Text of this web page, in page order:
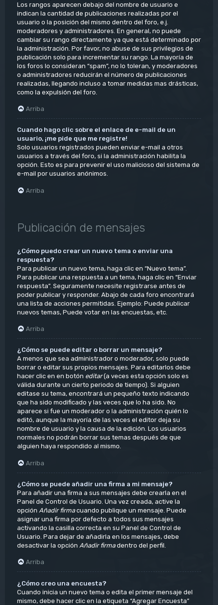
Los rangos aparecen debajo del nombre de usuario e
indican la cantidad de publicaciones realizadas por el
usuario o la posición del mismo dentro del foro, e.j.
moderadores y administradores. En general, no puede
cambiar su rango directamente ya que está determinado por
la administración. Por favor, no abuse de sus privilegios de
publicación solo para incrementar su rango. La mayoría de
los foros lo consideran “spam”, no lo toleran, y moderadores
o administradores reducirán el número de publicaciones
realizadas, llegando incluso a tomar medidas mas drásticas,
como la expulsión del foro.
Arriba
Cuando hago clic sobre el enlace de e-mail de un
usuario, ¡me pide que me registre!
Solo usuarios registrados pueden enviar e-mail a otros
usuarios a través del foro, si la administración habilita la
opción. Esto es para prevenir el uso malicioso del sistema de
e-mail por usuarios anónimos.
Arriba
Publicación de mensajes
¿Cómo puedo crear un nuevo tema o enviar una
respuesta?
Para publicar un nuevo tema, haga clic en “Nuevo tema”.
Para publicar una respuesta a un tema, haga clic en “Enviar
respuesta”. Seguramente necesite registrarse antes de
poder publicar y responder. Abajo de cada foro encontrará
una lista de acciones permitidas. Ejemplo: Puede publicar
nuevos temas, Puede votar en las encuestas, etc.
Arriba
¿Cómo se puede editar o borrar un mensaje?
A menos que sea administrador o moderador, solo puede
borrar o editar sus propios mensajes. Para editarlos debe
hacer clic en en botón editar(a veces esta opción solo es
válida durante un cierto periodo de tiempo). Si alguien
editase su tema, encontrará un pequeño texto indicando
que ha sido modificado y las veces que lo ha sido. No
aparece si fue un moderador o la administración quién lo
editó, aunque la mayoría de las veces el editor deja su
nombre de usuario y la causa de la edición. Los usuarios
normales no podrán borrar sus temas después de que
alguien haya respondido al mismo.
Arriba
¿Cómo se puede añadir una firma a mi mensaje?
Para añadir una firma a sus mensajes debe crearla en el
Panel de Control de Usuario. Una vez creada, active la
opción Añadir firmacuando publique un mensaje. Puede
asignar una firma por defecto a todos sus mensajes
activando la casilla correcta en su Panel de Control de
Usuario. Para dejar de añadirla en los mensajes, debe
desactivar la opción Añadir firmadentro del perfil.
Arriba
¿Cómo creo una encuesta?
Cuando inicia un nuevo tema o edita el primer mensaje del
mismo, debe hacer clic en la etiqueta “Agregar Encuesta”